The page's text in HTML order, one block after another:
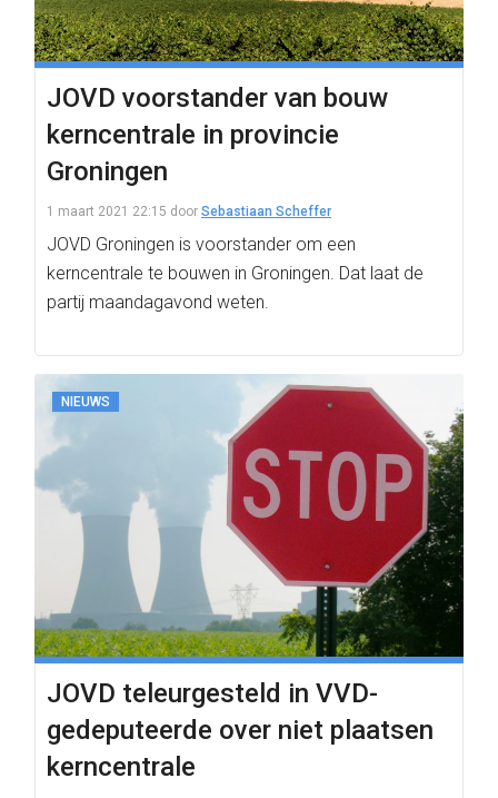
JOVD voorstander van bouw
kerncentrale in provincie
Groningen
1 maart 2021 22:15 door Sebastiaan Scheffer
JOVD Groningen is voorstander om een
kerncentrale te bouwen in Groningen. Dat laat de
partij maandagavond weten.
NIEUWS
JOVD teleurgesteld in VVD-
gedeputeerde over niet plaatsen
kerncentrale